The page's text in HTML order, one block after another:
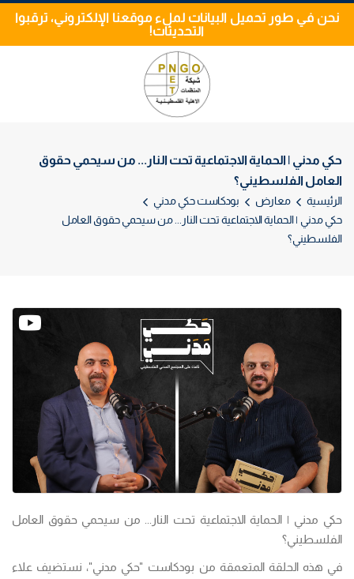
نحن في طور تحميل البيانات لملء موقعنا الإلكتروني، ترقبوا
التحديثات!
حكي مدني | الحماية الاجتماعية تحت النار... من سيحمي حقوق
العامل الفلسطيني؟
الرئيسية معارض
بودكاست حكي مدني
حكي مدني | الحماية الاجتماعية تحت النار... من سيحمي حقوق العامل
الفلسطيني؟
حكي مدني | الحماية الاجتماعية تحت النار... من سيحمي حقوق العامل
الفلسطيني؟
في هذه الحلقة المتعمقة من بودكاست "حكي مدني"، نستضيف علاء